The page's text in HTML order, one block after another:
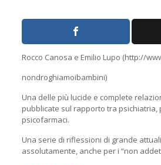
Rocco Canosa e Emilio Lupo (http://
nondroghiamoibambini)
Una delle più lucide e complete
pubblicate sul rapporto tra psichiatria,
psicofarmaci.
Una serie di riflessioni di grande
assolutamente, anche per i “non